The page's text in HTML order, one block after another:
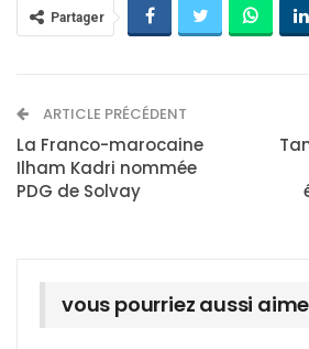
Partager
ARTICLE PRÉCÉDENT
La Franco-marocaine
Ilham Kadri nommée
PDG de Solvay
vous pourriez aussi